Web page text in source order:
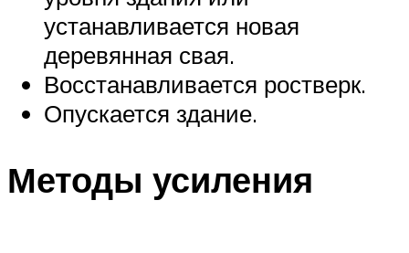
устанавливается новая
деревянная свая.
Восстанавливается ростверк.
Опускается здание.
Методы усиления